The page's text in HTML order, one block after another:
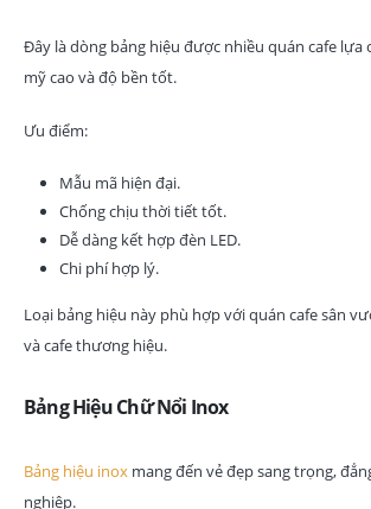
Đây là dòng bảng hiệu được nhiều quán cafe
mỹ cao và độ bền tốt.
Ưu điểm:
Mẫu mã hiện đại.
Chống chịu thời tiết tốt.
Dễ dàng kết hợp đèn LED.
Chi phí hợp lý.
Loại bảng hiệu này phù hợp với quán cafe sân
và cafe thương hiệu.
Bảng Hiệu Chữ Nổi Inox
Bảng hiệu inox mang đến vẻ đẹp sang trọng,
nghiệp.